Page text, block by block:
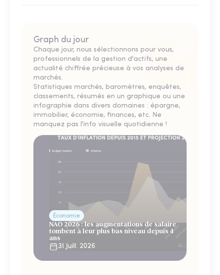
Graph du jour
Chaque jour, nous sélectionnons pour vous,
professionnels de la gestion d'actifs, une
actualité chiffrée précieuse à vos analyses de
marchés.
Statistiques marchés, baromètres, enquêtes,
classements, résumés en un graphique ou une
infographie dans divers domaines : épargne,
immobilier, économie, finances, etc. Ne
manquez pas l'info visuelle quotidienne !
Économie
NAO 2026 : les augmentations de salaire
tombent à leur plus bas niveau depuis 4
ans
31 Juill. 2026